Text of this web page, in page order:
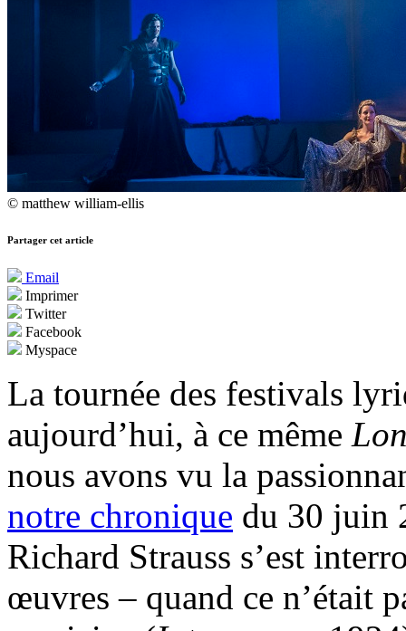
© matthew william-ellis
Partager cet article
Email
Imprimer
Twitter
Facebook
Myspace
La tournée des festivals
aujourd’hui, à ce même
nous avons vu la
notre chronique du 30 juin
Richard Strauss s’est
œuvres – quand ce n’était